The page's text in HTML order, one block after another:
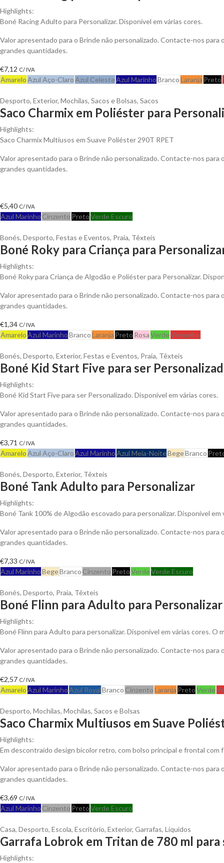
Highlights:
Boné Racing Adulto para Personalizar. Disponível em várias cores.
Valor apresentado para o Brinde não personalizado. Contacte-nos
grandes quantidades.
€7,12 C/ IVA
AmareloAzul Aço-ClaroAzul CelesteAzul MarinhoBrancoLaranja Preto
Desporto, Exterior, Mochilas, Sacos e Bolsas, Sacos
Saco Charmix em Poliéster para
Highlights:
Saco Charmix Multiusos em Suave Poliéster 290T RPET
Valor apresentado para o Brinde não personalizado. Contacte-nos
grandes quantidades.
€5,40 C/ IVA
Azul Marinho Cinzento PretoVerde Escuro
Bonés, Desporto, Festas e Eventos, Praia, Têxteis
Boné Roky para Criança para
Highlights:
Boné Roky para Criança de Algodão e Poliéster para Personalizar.
Valor apresentado para o Brinde não personalizado. Contacte-nos
grandes quantidades.
€1,34 C/ IVA
AmareloAzul MarinhoBrancoLaranja Preto RosaVerdeVermelho
Bonés, Desporto, Exterior, Festas e Eventos, Praia, Têxteis
Boné Kid Start Five para ser
Highlights:
Boné Kid Start Five para ser Personalizado. Disponível em várias cores.
Valor apresentado para o Brinde não personalizado. Contacte-nos
grandes quantidades.
€3,71 C/ IVA
AmareloAzul Aço-ClaroAzul MarinhoAzul Meia-NoiteBegeBranco
Bonés, Desporto, Exterior, Têxteis
Boné Tank Adulto para Personalizar
Highlights:
Boné Tank 100% de Algodão escovado para personalizar. Disponível em
Valor apresentado para o Brinde não personalizado. Contacte-nos
grandes quantidades.
€7,33 C/ IVA
Azul MarinhoBegeBranco Cinzento PretoVerdeVerde Escuro
Bonés, Desporto, Praia, Têxteis
Boné Flinn para Adulto para Personalizar
Highlights:
Boné Flinn para Adulto para personalizar. Disponível em várias cores. O
Valor apresentado para o Brinde não personalizado. Contacte-nos
grandes quantidades.
€2,57 C/ IVA
AmareloAzul MarinhoAzul RoyalBranco CinzentoLaranja PretoVerde
Desporto, Mochilas, Mochilas, Sacos e Bolsas
Saco Charmix Multiusos em Suave
Highlights:
Em descontraído design bicolor retro, com bolso principal e frontal com
Valor apresentado para o Brinde não personalizado. Contacte-nos
grandes quantidades.
€3,69 C/ IVA
Azul Marinho Cinzento PretoVerde Escuro
Casa, Desporto, Escola, Escritório, Exterior, Garrafas, Líquidos
Garrafa Lobrok em Tritan de 780 ml para
Highlights: